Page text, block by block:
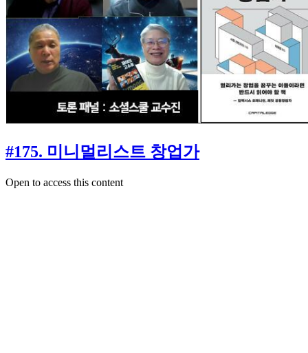
#175. 미니멀리스트 창업가
Open to access this content